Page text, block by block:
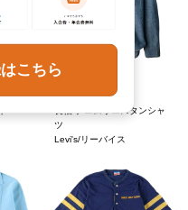
¥
レディースS
長袖 デニムウエスタンシャ
ツ
Levi's/リーバイス
こちら